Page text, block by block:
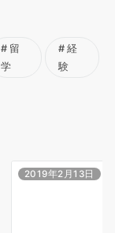
留
学
経
験
2019年2月13日